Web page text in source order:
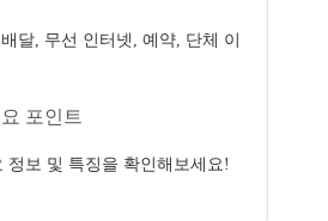
달, 무선 인터넷, 예약, 단체 이
포인트
정보 및 특징을 확인해보세요!